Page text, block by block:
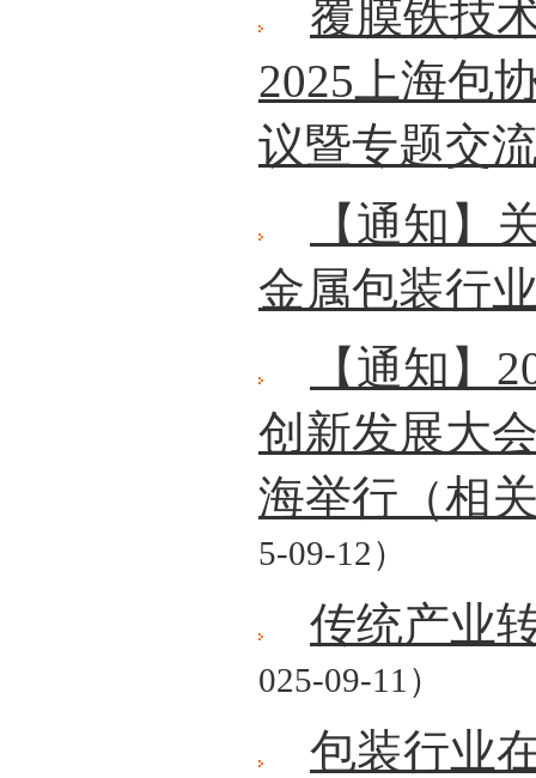
覆膜铁技
2025上海包
议暨专题交
【通知】
金属包装行
【通知】
创新发展大
海举行（相
5-09-12）
传统产业
025-09-11）
包装行业